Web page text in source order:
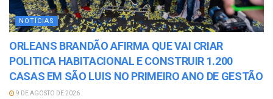
NOTÍCIAS
ORLEANS BRANDÃO AFIRMA QUE VAI CRIAR
POLITICA HABITACIONAL E CONSTRUIR 1.200
CASAS EM SÃO LUIS NO PRIMEIRO ANO DE GESTÃO
9 DE AGOSTO DE 2026